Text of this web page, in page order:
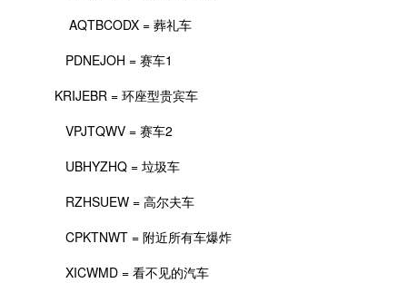
AQTBCODX = 葬礼车
PDNEJOH = 赛车1
KRIJEBR = 环座型贵宾车
VPJTQWV = 赛车2
UBHYZHQ = 垃圾车
RZHSUEW = 高尔夫车
CPKTNWT = 附近所有车爆炸
XICWMD = 看不见的汽车